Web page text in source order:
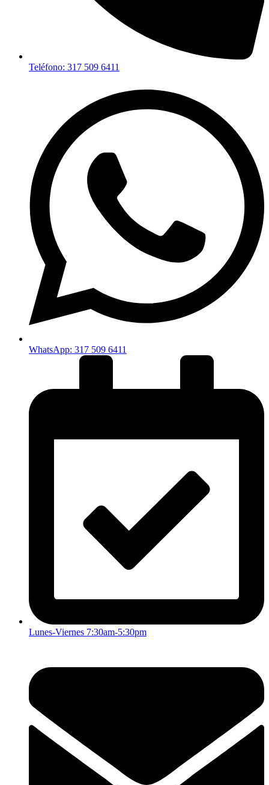
Teléfono: 317 509 6411
WhatsApp: 317 509 6411
Lunes-Viernes 7:30am-5:30pm